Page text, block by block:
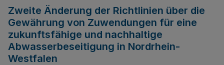
Zweite Änderung der Richtlinien über die
Gewährung von Zuwendungen für eine
zukunftsfähige und nachhaltige
Abwasserbeseitigung in Nordrhein-
Westfalen